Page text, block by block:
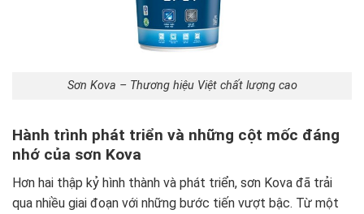
Sơn Kova – Thương hiệu Việt chất lượng cao
Hành trình phát triển và những cột mốc đáng
nhớ của sơn Kova
Hơn hai thập kỷ hình thành và phát triển, sơn Kova đã trải
qua nhiều giai đoạn với những bước tiến vượt bậc. Từ một